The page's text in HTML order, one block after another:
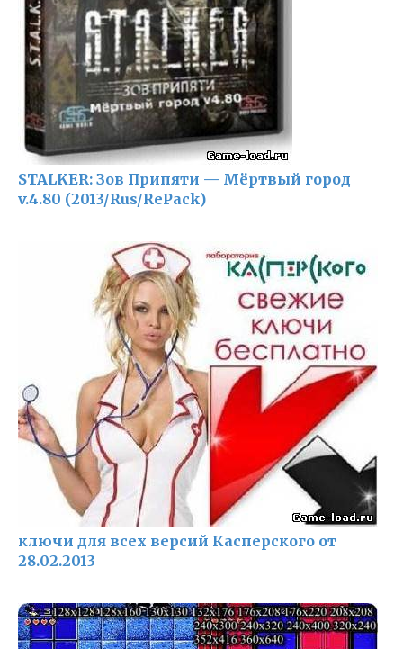
STALKER: Зов Припяти — Мёртвый город
v.4.80 (2013/Rus/RePack)
ключи для всех версий Касперского от
28.02.2013